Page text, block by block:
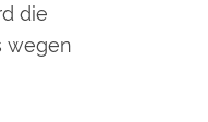
die
wegen